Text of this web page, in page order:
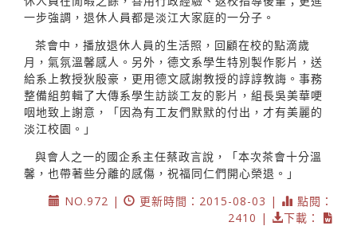
一步強調，退休人員都是淡江大家庭的一分子。
茶會中，播放退休人員的生活照，回顧在校的點滴歲
月，氣氛溫馨感人。另外，德文系學生特別製作影片，送
給系上教授狄殷豪，更用德文感謝教授的諄諄教誨。事務
整備組剪輯了大傳系學生訪談工友的影片，組長吳美華哽
咽地致上謝意，「因為有工友們默默的付出，才有美麗的
淡江校園。」
與會人之一的國企系主任蔡政言說，「本次茶會十分溫
馨，也帶著些分離的感傷，祝福同仁們開心榮退。」
NO.972 |
更新時間：2015-08-03 |
點閱：
2410 |
下載：